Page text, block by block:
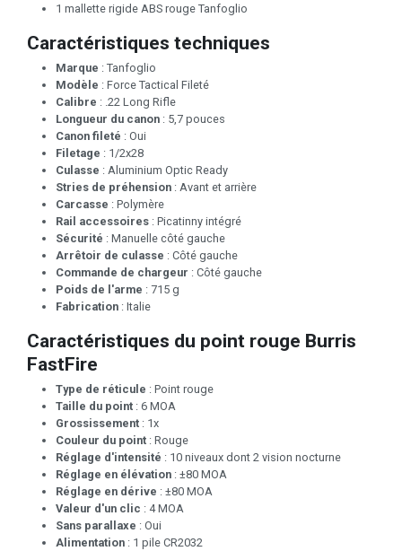
1 mallette rigide ABS rouge Tanfoglio
Caractéristiques techniques
Marque : Tanfoglio
Modèle : Force Tactical Fileté
Calibre : .22 Long Rifle
Longueur du canon : 5,7 pouces
Canon fileté : Oui
Filetage : 1/2x28
Culasse : Aluminium Optic Ready
Stries de préhension : Avant et arrière
Carcasse : Polymère
Rail accessoires : Picatinny intégré
Sécurité : Manuelle côté gauche
Arrêtoir de culasse : Côté gauche
Commande de chargeur : Côté gauche
Poids de l'arme : 715 g
Fabrication : Italie
Caractéristiques du point rouge Burris
FastFire
Type de réticule : Point rouge
Taille du point : 6 MOA
Grossissement : 1x
Couleur du point : Rouge
Réglage d'intensité : 10 niveaux dont 2 vision nocturne
Réglage en élévation : ±80 MOA
Réglage en dérive : ±80 MOA
Valeur d'un clic : 4 MOA
Sans parallaxe : Oui
Alimentation : 1 pile CR2032